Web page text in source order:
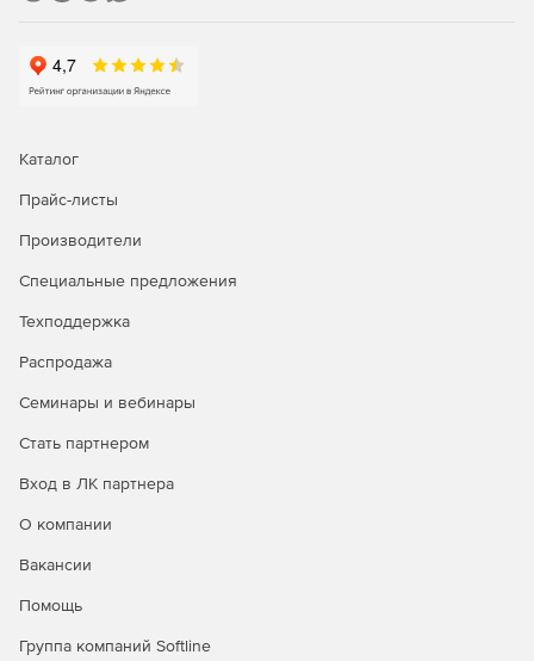
универсальное восстановление на «голое железо»
или оборудование, отличное от оригинального,
отдельных объектов, а также автоматическое
Доступна уникальная технология восстановления
Централизованное управление и автоматизация.
администрирования (включая выделенную роль ИБ),
интеграция с отечественными и зарубежными
службами каталогов. Для специализированных задач
ИБ.Панель мониторинга, автоматизированная
генерация отчетов в разных форматах, детальный
данных. Поддержка SMTP‑оповещений, передача
с внешними системами мониторинга.
Каталог
Прайс-листы
Производители
Специальные предложения
Техподдержка
Распродажа
Семинары и вебинары
Стать партнером
Вход в ЛК партнера
О компании
Вакансии
Помощь
Группа компаний Softline